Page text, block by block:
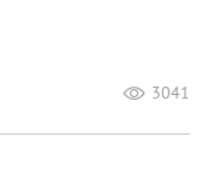
3041